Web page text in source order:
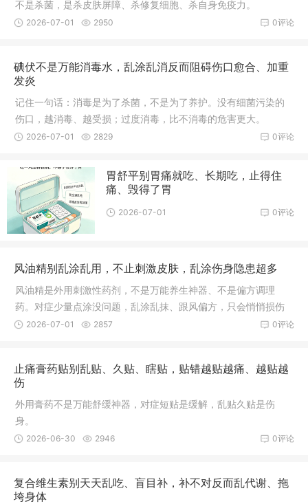
不是杀菌，是杀皮肤屏障、杀修复细胞、杀自身免疫力。
0评论
2026-07-01 2950
碘伏不是万能消毒水，乱涂乱消反而阻碍伤口愈合、加重
发炎
记住一句话：消毒是为了杀菌，不是为了养护。没有细菌污染的
伤口，越消毒、越受损；过度消毒，比不消毒的危害更大。
0评论
2026-07-01 2829
胃舒平别胃痛就吃、长期吃，止得住
痛、毁得了胃
0评论
2026-07-01
风油精别乱涂乱用，不止刺激皮肤，乱涂伤身隐患超多
风油精是外用刺激性药剂，不是万能养生神器、不是偏方调理
药。对症少量点涂没问题，乱涂乱抹、跟风偏方，只会悄悄损伤
皮肤、黏膜和神经。
0评论
2026-07-01 2857
止痛膏药贴别乱贴、久贴、瞎贴，贴错越贴越痛、越贴越
伤
外用膏药不是万能舒缓神器，对症短贴是缓解，乱贴久贴是伤
身。
0评论
2026-06-30 2946
复合维生素别天天乱吃、盲目补，补不对反而乱代谢、拖
垮身体